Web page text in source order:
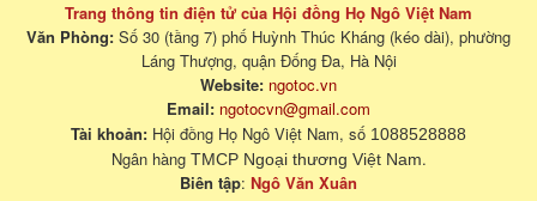
Trang thông tin điện tử của Hội đồng Họ Ngô Việt Nam
Văn Phòng: Số 30 (tầng 7) phố Huỳnh Thúc Kháng (kéo dài), phường
Láng Thượng, quận Đống Đa, Hà Nội
Website: ngotoc.vn
Email: ngotocvn@gmail.com
Tài khoản: Hội đồng Họ Ngô Việt Nam, số 1088528888
Ngân hàng TMCP Ngoại thương Việt Nam.
Biên tập: Ngô Văn Xuân